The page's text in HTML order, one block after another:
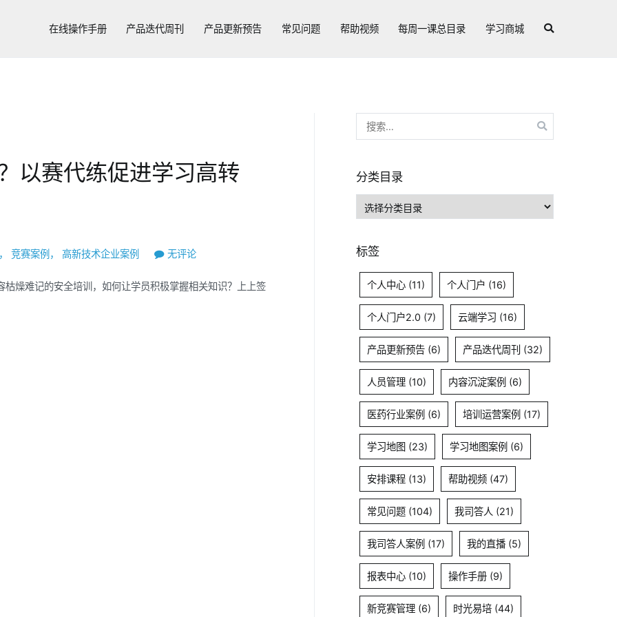
在线操作手册 产品迭代周刊 产品更新预告 常见问题 帮助视频 每周一课总目录 学习商城
以赛代练促进学习高转
竞赛案例 ， 高新技术企业案例
上
签：
无评论
燥难记的安全培训，如何让学员积极掌握相关知识？上上签
索：
分类目录
类
录
标签
个人中心 (11) 个人门户 (16)
个人门户2.0 (7) 云端学习 (16)
产品更新预告 (6) 产品迭代周刊 (32)
人员管理 (10) 内容沉淀案例 (6)
医药行业案例 (6) 培训运营案例 (17)
学习地图 (23) 学习地图案例 (6)
安排课程 (13) 帮助视频 (47)
常见问题 (104) 我司答人 (21)
我司答人案例 (17) 我的直播 (5)
报表中心 (10) 操作手册 (9)
新竞赛管理 (6) 时光易培 (44)